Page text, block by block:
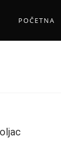
POČETNA